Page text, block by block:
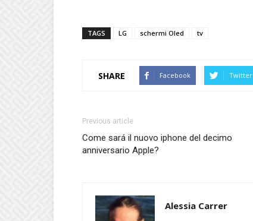
TAGS LG schermi Oled tv
SHARE Facebook Twitter
Previous article
Come sará il nuovo iphone del decimo
anniversario Apple?
Alessia Carrer